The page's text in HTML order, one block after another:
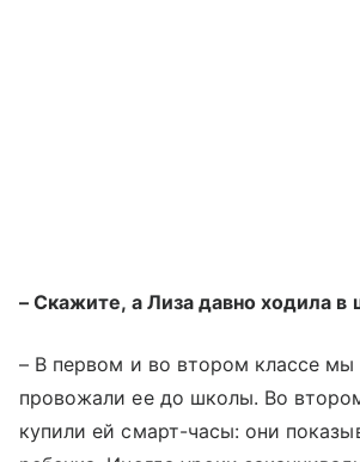
– Скажите, а Лиза давно ходила в
– В первом и во втором классе мы
провожали ее до школы. Во
купили ей смарт-часы: они